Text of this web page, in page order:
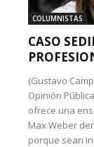
COLUMNISTAS
CASO
(Gustavo
Opinión
ofrece una
Max Weber
porque sean